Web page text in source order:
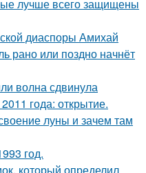
лучше всего защищены
диаспоры Амихай
рано или поздно начнёт
волна сдвинула
года: открытие.
луны и зачем там
год.
который определил